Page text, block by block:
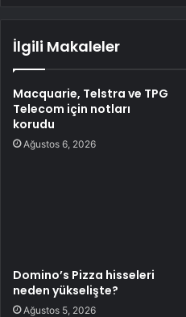
İlgili Makaleler
Macquarie, Telstra ve TPG
Telecom için notları
korudu
Ağustos 6, 2026
Domino’s Pizza hisseleri
neden yükselişte?
Ağustos 5, 2026